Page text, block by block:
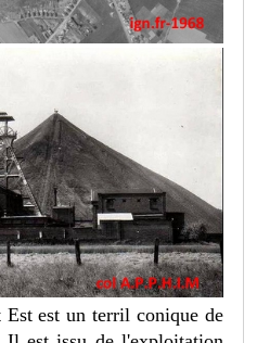
est un terril conique de